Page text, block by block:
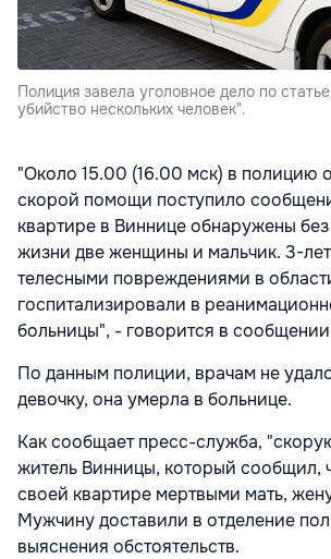
Полиция завела уголовное дело по
убийство нескольких человек".
"Около 15.00 (16.00 мск) в полицию
скорой помощи поступило
квартире в Виннице обнаружены
жизни две женщины и мальчик. 3-
телесными повреждениями в
госпитализировали в
больницы", - говорится в
По данным полиции, врачам не
девочку, она умерла в больнице.
Как сообщает пресс-служба,
житель Винницы, который сообщил,
своей квартире мертвыми мать,
Мужчину доставили в отделение
выяснения обстоятельств.